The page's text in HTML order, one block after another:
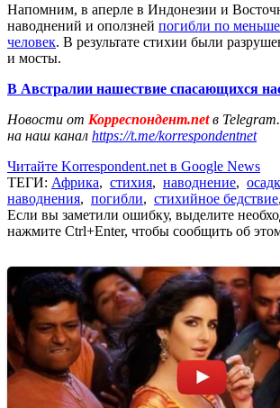
Напомним, в аперле в Индонезии и
наводнений и оползней погибли по
человек. В результате стихии были
и мосты.
В Австралии нашествие спасающихся
Новости от Корреспондент.netв
на наш канал https://t.me/korrespondentnet
Читайте Korrespondent.net в Google News
ТЕГИ: Африка, стихия, наводнение,
наводнения, погибли, стихийное бедствие
Если вы заметили ошибку, выделите
нажмите Ctrl+Enter, чтобы сообщить об